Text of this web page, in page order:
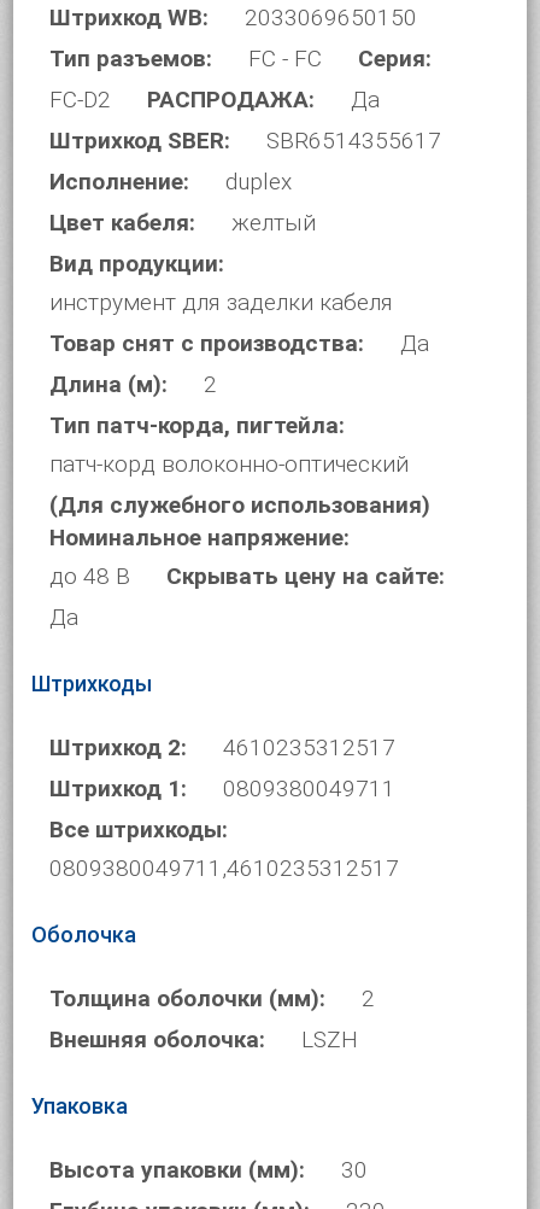
Штрихкод WB:
2033069650150
Тип разъемов:
FC - FC
Серия:
FC-D2
РАСПРОДАЖА:
Да
Штрихкод SBER:
SBR6514355617
Исполнение:
duplex
Цвет кабеля:
желтый
Вид продукции:
инструмент для заделки кабеля
Товар снят с производства:
Да
Длина (м):
2
Тип патч-корда, пигтейла:
патч-корд волоконно-оптический
(Для служебного использования)
Номинальное напряжение:
до 48 В
Скрывать цену на сайте:
Да
Штрихкоды
Штрихкод 2:
4610235312517
Штрихкод 1:
0809380049711
Все штрихкоды:
0809380049711,4610235312517
Оболочка
Толщина оболочки (мм):
2
Внешняя оболочка:
LSZH
Упаковка
Высота упаковки (мм):
30